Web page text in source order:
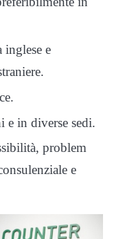
inglese e
e in diverse sedi.
problem
e